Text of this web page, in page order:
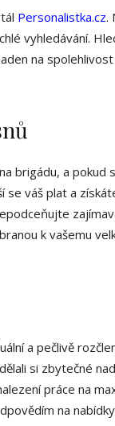
Personalistka.cz.
vyhledávání.
na
brigádu, a pokud
se váš plat a
k vašemu
a pečlivě
si zbytečné
práce na
na